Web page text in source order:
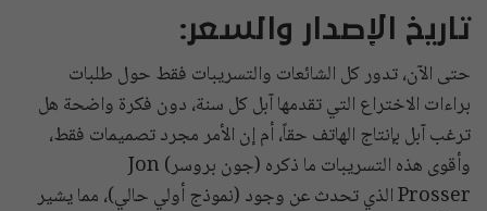
تاريخ الإصدار والسعر:
حتى الآن، تدور كل الشائعات والتسريبات فقط حول طلبات
براءات الاختراع التي تقدمها آبل كل سنة، دون فكرة واضحة هل
ترغب آبل بإنتاج الهاتف حقاً، أم إن الأمر مجرد تصميمات فقط،
وأقوى هذه التسريبات ما ذكره (جون بروسر) Jon
Prosser الذي تحدث عن وجود (نموذج أولي حالي)، مما يشير